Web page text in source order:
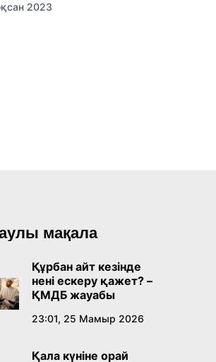
2023
мақала
Құрбан айт кезінде
нені ескеру қажет? –
ҚМДБ жауабы
23:01, 25 Мамыр 2026
Қала күніне орай